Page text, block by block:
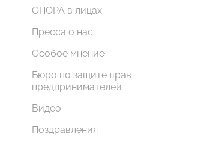
ОПОРА в лицах
Пресса о нас
Особое мнение
Бюро по защите прав
предпринимателей
Видео
Поздравления